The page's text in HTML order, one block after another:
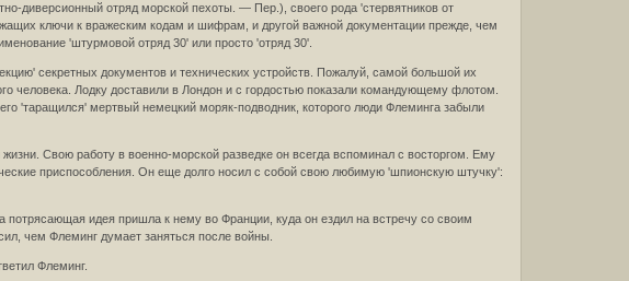
диверсионный отряд морской пехоты. — Пер.), своего рода 'стервятников от
ключи к вражеским кодам и шифрам, и другой важной документации прежде, чем
'штурмовой отряд 30' или просто 'отряд 30'.
секретных документов и технических устройств. Пожалуй, самой большой их
человека. Лодку доставили в Лондон и с гордостью показали командующему флотом.
'таращился' мертвый немецкий моряк-подводник, которого люди Флеминга забыли
Свою работу в военно-морской разведке он всегда вспоминал с восторгом. Ему
приспособления. Он еще долго носил с собой свою любимую 'шпионскую штучку':
идея пришла к нему во Франции, куда он ездил на встречу со своим
чем Флеминг думает заняться после войны.
Флеминг.